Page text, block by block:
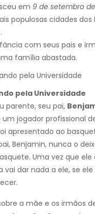
em 9 de setembro de
populosas cidades dos
.
com seus pais e
família abastada.
pela Universidade
parente, seu pai,
um jogador profissional
apresentado ao
Benjamin, nunca o
Uma vez que ele
vai dar nada a ele, se
a mãe e os irmãos